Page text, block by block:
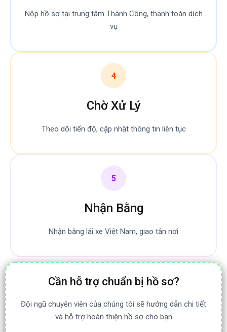
Nộp hồ sơ tại trung tâm Thành Công, thanh toán dịch
vụ
4
Chờ Xử Lý
Theo dõi tiến độ, cập nhật thông tin liên tục
5
Nhận Bằng
Nhận bằng lái xe Việt Nam, giao tận nơi
Cần hỗ trợ chuẩn bị hồ sơ?
Đội ngũ chuyên viên của chúng tôi sẽ hướng dẫn chi tiết
và hỗ trợ hoàn thiện hồ sơ cho bạn